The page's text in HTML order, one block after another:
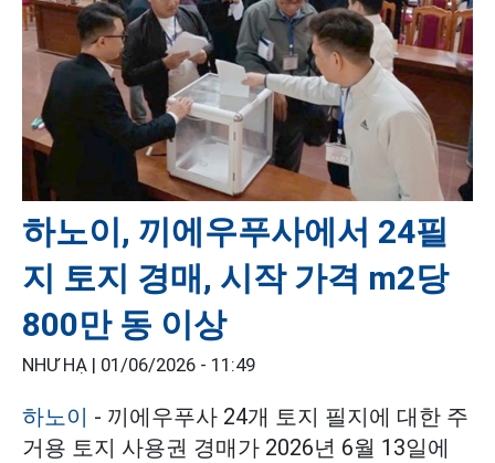
하노이, 끼에우푸사에서 24필
지 토지 경매, 시작 가격 m2당
800만 동 이상
NHƯ HẠ | 01/06/2026 - 11:49
하노이 - 끼에우푸사 24개 토지 필지에 대한 주
거용 토지 사용권 경매가 2026년 6월 13일에